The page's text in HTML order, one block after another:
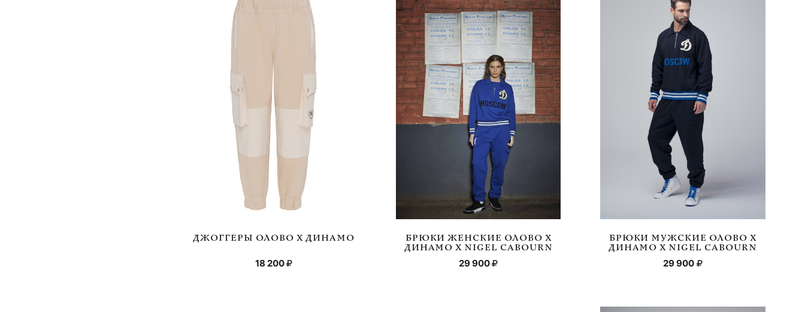
ДЖОГГЕРЫ ОЛОВО Х ДИНАМО
18 200
БРЮКИ ЖЕНСКИЕ ОЛОВО Х
ДИНАМО Х NIGEL CABOURN
29 900
БРЮКИ МУЖСКИЕ ОЛОВО Х
ДИНАМО Х NIGEL CABOURN
29 900